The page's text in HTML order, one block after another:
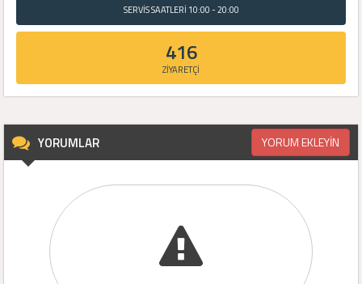
SERVİS SAATLERİ 10:00 - 20:00
416
ZİYARETÇİ
YORUMLAR YORUM EKLEYİN